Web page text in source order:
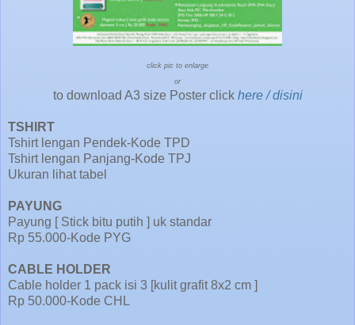
click pic to enlarge
or
to download A3 size Poster click here / disini
TSHIRT
Tshirt lengan Pendek-Kode TPD
Tshirt lengan Panjang-Kode TPJ
Ukuran lihat tabel
PAYUNG
Payung [ Stick bitu putih ] uk standar
Rp 55.000-Kode PYG
CABLE HOLDER
Cable holder 1 pack isi 3 [kulit grafit 8x2 cm ]
Rp 50.000-Kode CHL